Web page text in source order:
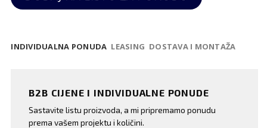
INDIVIDUALNA PONUDA LEASING DOSTAVA I MONTAŽA
B2B CIJENE I INDIVIDUALNE PONUDE
Sastavite listu proizvoda, a mi pripremamo ponudu
prema vašem projektu i količini.